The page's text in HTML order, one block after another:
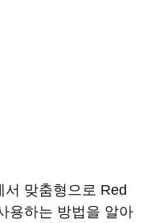
맞춤형으로 Red
용하는 방법을 알아